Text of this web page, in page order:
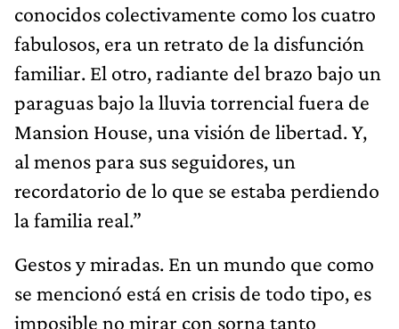
conocidos colectivamente como los cuatro
fabulosos, era un retrato de la disfunción
familiar. El otro, radiante del brazo bajo un
paraguas bajo la lluvia torrencial fuera de
Mansion House, una visión de libertad. Y,
al menos para sus seguidores, un
recordatorio de lo que se estaba perdiendo
la familia real.”
Gestos y miradas. En un mundo que como
se mencionó está en crisis de todo tipo, es
imposible no mirar con sorna tanto